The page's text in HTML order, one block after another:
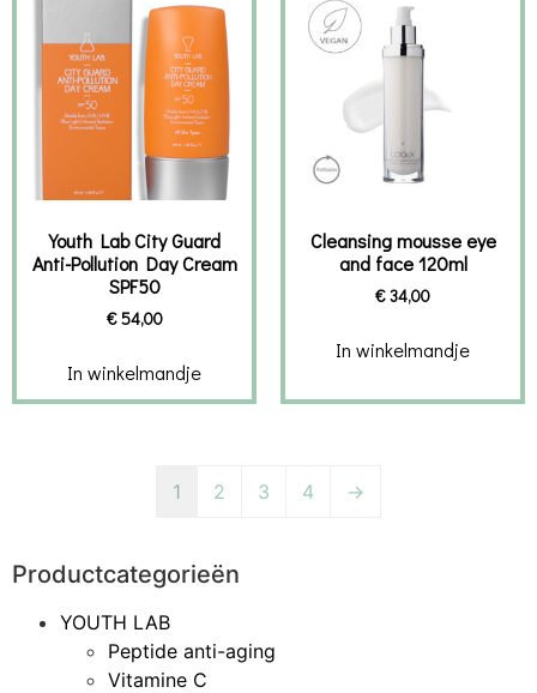
Productcategorieën
YOUTH LAB
Peptide anti-aging
Vitamine C
Youth Lab City Guard
Anti-Pollution Day Cream
SPF50
€54,00
In winkelmandje
Cleansing mousse eye
and face 120ml
€34,00
In winkelmandje
1 2 3 4 →